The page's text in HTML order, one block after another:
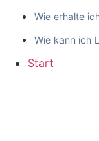
Wie erhalte
Wie kann ich
Start